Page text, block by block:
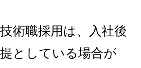
術職採用は、入社後
としている場合が